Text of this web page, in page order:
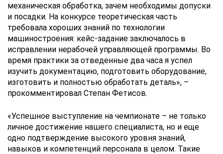
механическая обработка, зачем необходимы допуски
и посадки. На конкурсе теоретическая часть
требовала хороших знаний по технологии
машиностроения: кейс-задание заключалось в
исправлении нерабочей управляющей программы. Во
время практики за отведенные два часа я успел
изучить документацию, подготовить оборудование,
изготовить и полностью обработать деталь», –
прокомментировал Степан Фетисов.
«Успешное выступление на чемпионате – не только
личное достижение нашего специалиста, но и еще
одно подтверждение высокого уровня знаний,
навыков и компетенций персонала в целом. Такие